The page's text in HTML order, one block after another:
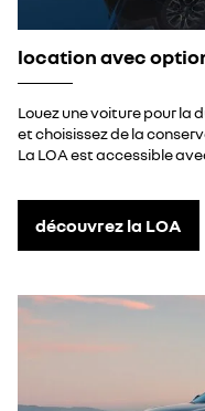
location avec
Louez une voiture pour la
et choisissez de la
La LOA est accessible
découvrez la LOA